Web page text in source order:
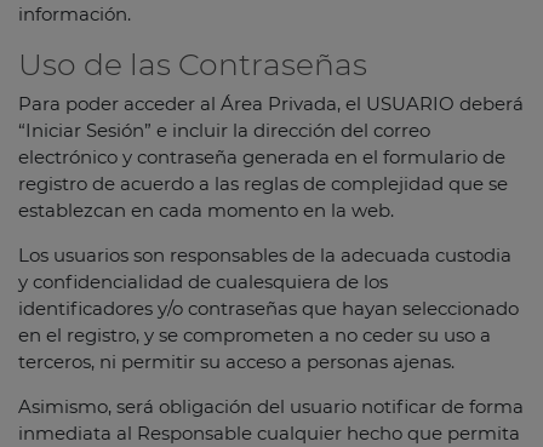
información.
Uso de las Contraseñas
Para poder acceder al Área Privada, el USUARIO deberá
“Iniciar Sesión” e incluir la dirección del correo
electrónico y contraseña generada en el formulario de
registro de acuerdo a las reglas de complejidad que se
establezcan en cada momento en la web.
Los usuarios son responsables de la adecuada custodia
y confidencialidad de cualesquiera de los
identificadores y/o contraseñas que hayan seleccionado
en el registro, y se comprometen a no ceder su uso a
terceros, ni permitir su acceso a personas ajenas.
Asimismo, será obligación del usuario notificar de forma
inmediata al Responsable cualquier hecho que permita